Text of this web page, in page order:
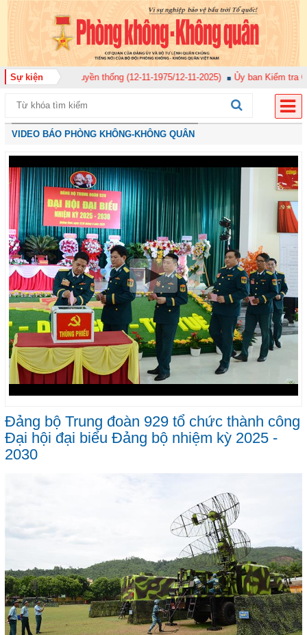
Sự kiện
truyền thống (12-11-1975/12-11-2025) Ủy ban Kiểm tra Quân ủy Trung
VIDEO BÁO PHÒNG KHÔNG-KHÔNG QUÂN
Đảng bộ Trung đoàn 929 tổ chức thành công
Đại hội đại biểu Đảng bộ nhiệm kỳ 2025 -
2030